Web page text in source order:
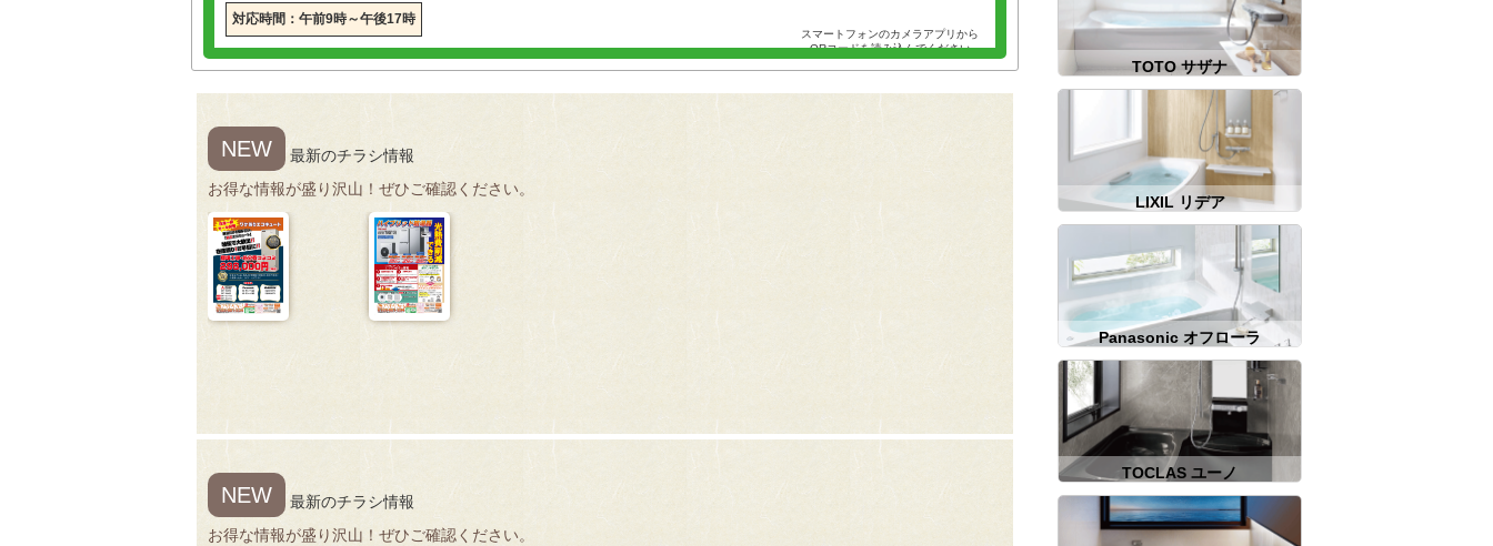
対応時間：午前9時～午後17時
スマートフォンのカメラアプリから
QRコードを読み込んでください
NEW
最新のチラシ情報
お得な情報が盛り沢山！ぜひご確認ください。
NEW
最新のチラシ情報
お得な情報が盛り沢山！ぜひご確認ください。
TOTO サザナ
LIXIL リデア
Panasonic オフローラ
TOCLAS ユーノ